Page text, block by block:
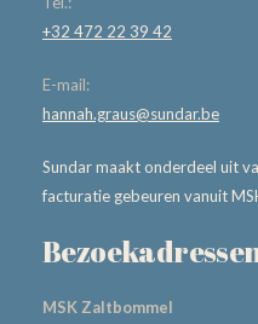
+32 472 22 39 42
E-mail:
hannah.graus@sundar.be
Sundar maakt onderdeel uit
facturatie gebeuren vanuit
MSK Zaltbommel